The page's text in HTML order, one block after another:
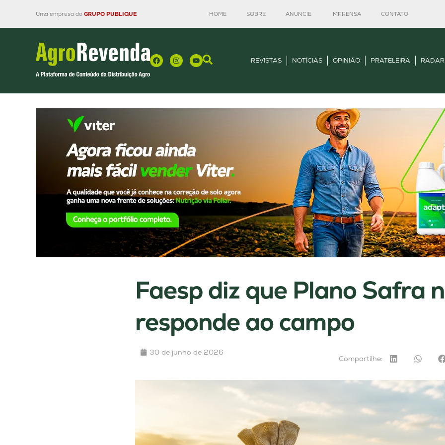
Uma empresa do GRUPO PUBLIQUE HOME SOBRE ANUNCIE IMPRENSA CONTATO
REVISTAS NOTÍCIAS OPINIÃO PRATELEIRA
Faesp diz que Plano Safra
responde ao campo
30 de junho de 2026
Compartilhe: